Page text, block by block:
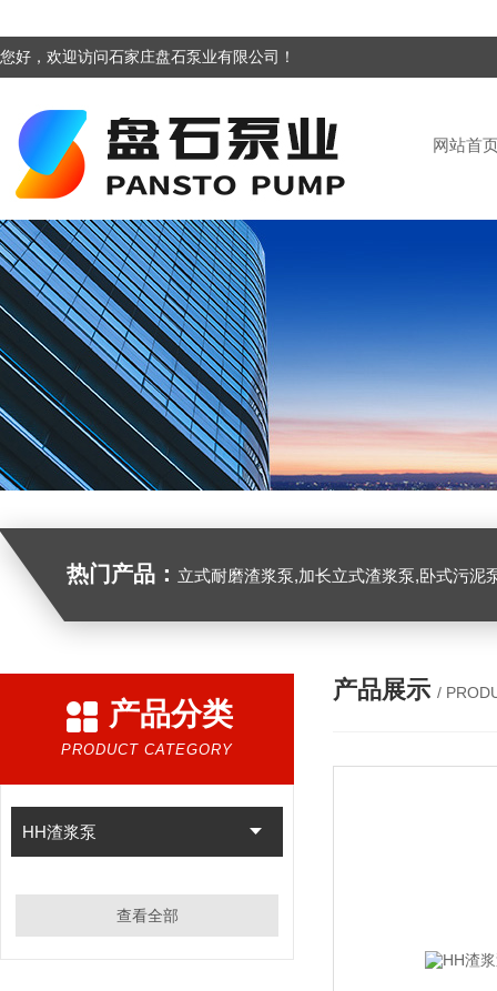
您好，欢迎访问石家庄盘石泵业有限公司！
网站首
热门产品： 立式耐磨渣浆泵,加长立式渣浆泵,卧式污泥
产品分类
PRODUCT CATEGORY
HH渣浆泵
查看全部
产品展示 /